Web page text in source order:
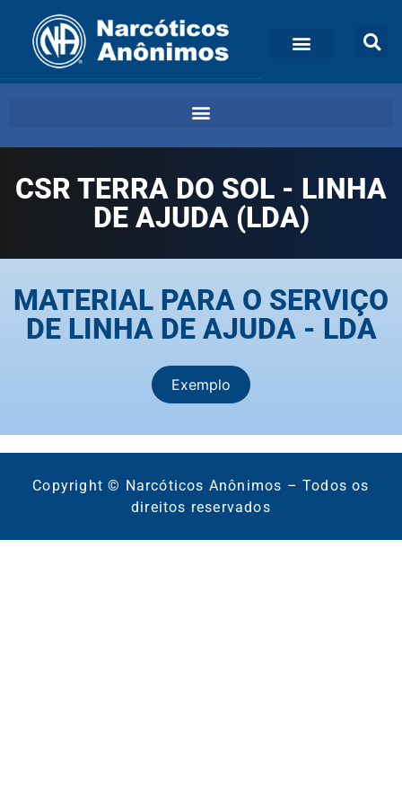
CSR TERRA DO SOL - LINHA
DE AJUDA (LDA)
MATERIAL PARA O SERVIÇO
DE LINHA DE AJUDA - LDA
Exemplo
Copyright © Narcóticos Anônimos – Todos os
direitos reservados